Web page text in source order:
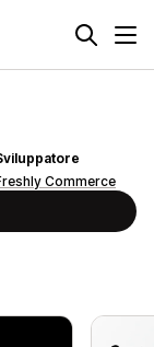
Commerce